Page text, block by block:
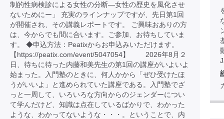
制的性病検診による女性の分断―女性の歴史を風化させ
ないためにー」 充実のラインナップですが、先日第1回
が開催され、その講義レポートです。 ご興味おありの方
は、今からでも間に合います。ご参加、お待ちしていま
す。 ◆申込方法：Peatixからお申込みいただけます。
【https://peatix.com/event/5047054】 2026年8月２
日、待ちに待った内藤和美先生の第1回の講座がいよいよ
始まった。入門塾のときに、何人かから「ぜひ受けたほ
うがいいよ」と進められていた講座である。入門塾でざ
っと一周して、いろいろな方向からのジェンダーについ
て学んだけど、知識は点在しているばかりで、わかった
ような、わかってないような・・・。ということで、内